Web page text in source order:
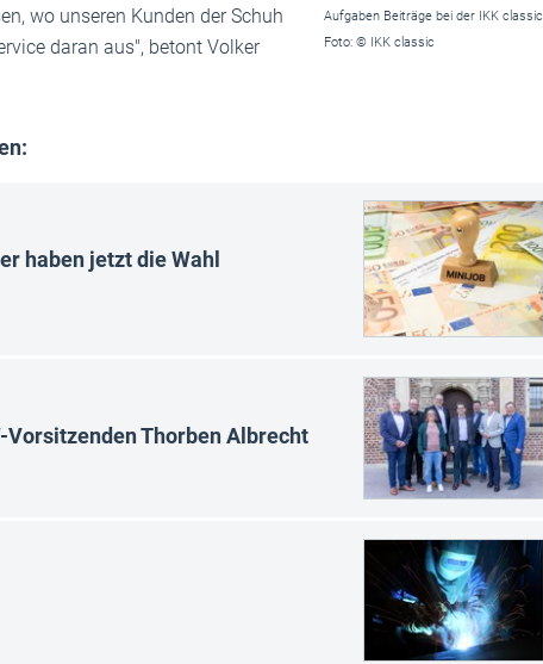
Aufgaben Beiträge bei der IKK classic
Foto: © IKK classic
wo unseren Kunden der Schuh
daran aus", betont Volker
haben jetzt die Wahl
Vorsitzenden Thorben Albrecht